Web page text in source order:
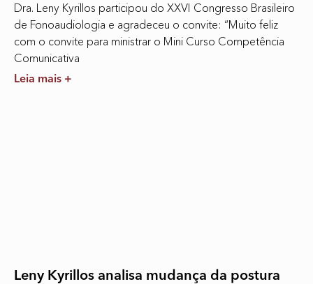
Dra. Leny Kyrillos participou do XXVI Congresso Brasileiro
de Fonoaudiologia e agradeceu o convite: “Muito feliz
com o convite para ministrar o Mini Curso Competência
Comunicativa
Leia mais +
Leny Kyrillos analisa mudança da postura